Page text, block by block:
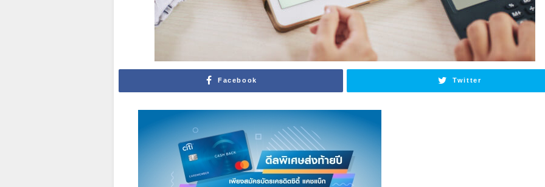
Facebook Twitter